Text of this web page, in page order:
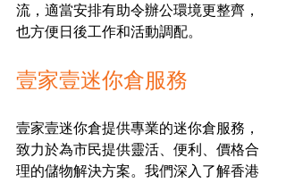
流，適當安排有助令辦公環境更整齊，
也方便日後工作和活動調配。
壹家壹迷你倉服務
壹家壹迷你倉提供專業的迷你倉服務，
致力於為市民提供靈活、便利、價格合
理的儲物解決方案。我們深入了解香港